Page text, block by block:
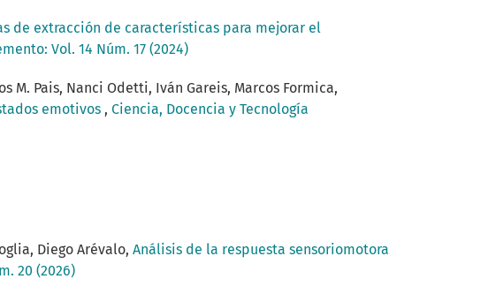
de extracción de características para mejorar el
Vol. 14 Núm. 17 (2024)
M. Pais, Nanci Odetti, Iván Gareis, Marcos Formica,
emotivos , Ciencia, Docencia y Tecnología
Diego Arévalo, Análisis de la respuesta sensoriomotora
20 (2026)